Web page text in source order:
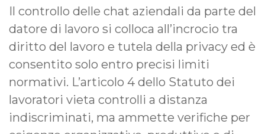
Il controllo delle chat aziendali da parte del
datore di lavoro si colloca all’incrocio tra
diritto del lavoro e tutela della privacy ed è
consentito solo entro precisi limiti
normativi. L’articolo 4 dello Statuto dei
lavoratori vieta controlli a distanza
indiscriminati, ma ammette verifiche per